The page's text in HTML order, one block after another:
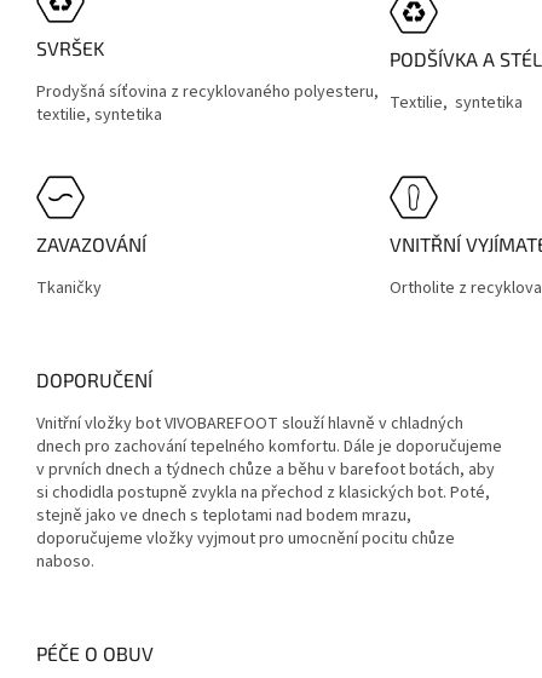
SVRŠEK
Prodyšná síťovina z recyklovaného polyesteru,
textilie, syntetika
PODŠÍVKA A
Textilie, syntetika
ZAVAZOVÁNÍ
Tkaničky
VNITŘNÍ
Ortholite z
DOPORUČENÍ
Vnitřní vložky bot VIVOBAREFOOT slouží hlavně v chladných
dnech pro zachování tepelného komfortu. Dále je doporučujeme
v prvních dnech a týdnech chůze a běhu v barefoot botách, aby
si chodidla postupně zvykla na přechod z klasických bot. Poté,
stejně jako ve dnech s teplotami nad bodem mrazu,
doporučujeme vložky vyjmout pro umocnění pocitu chůze
naboso.
PÉČE O OBUV